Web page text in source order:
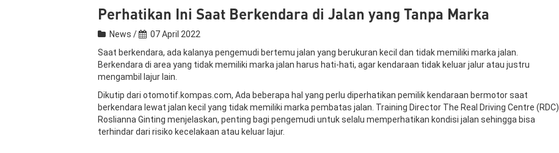
Perhatikan Ini Saat Berkendara di Jalan yang Tanpa Marka
News /
07 April 2022
Saat berkendara, ada kalanya pengemudi bertemu jalan yang berukuran kecil dan tidak memiliki marka jalan.
Berkendara di area yang tidak memiliki marka jalan harus hati-hati, agar kendaraan tidak keluar jalur atau justru
mengambil lajur lain.
Dikutip dari otomotif.kompas.com, Ada beberapa hal yang perlu diperhatikan pemilik kendaraan bermotor saat
berkendara lewat jalan kecil yang tidak memiliki marka pembatas jalan. Training Director The Real Driving Centre (RDC)
Roslianna Ginting menjelaskan, penting bagi pengemudi untuk selalu memperhatikan kondisi jalan sehingga bisa
terhindar dari risiko kecelakaan atau keluar lajur.